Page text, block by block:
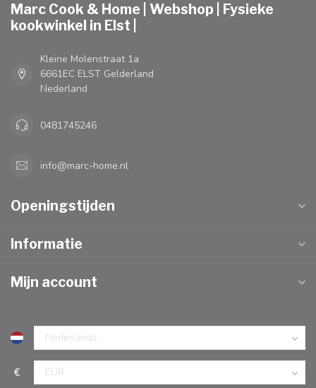
Marc Cook & Home | Webshop | Fysieke
kookwinkel in Elst |
Kleine Molenstraat 1a
6661EC ELST Gelderland
Nederland
0481745246
info@marc-home.nl
Openingstijden
Informatie
Mijn account
€